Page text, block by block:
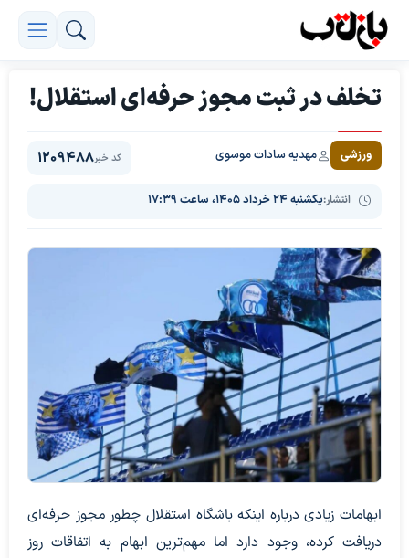
تخلف در ثبت مجوز حرفه‌ای استقلال!
ورزشی مهدیه سادات موسوی
انتشار:یکشنبه ۲۴ خرداد ۱۴۰۵، ساعت ۱۷:۳۹
کد خبر1209488
ابهامات زیادی درباره اینکه باشگاه استقلال چطور مجوز حرفه‌ای
دریافت کرده، وجود دارد اما مهم‌ترین ابهام به اتفاقات روز